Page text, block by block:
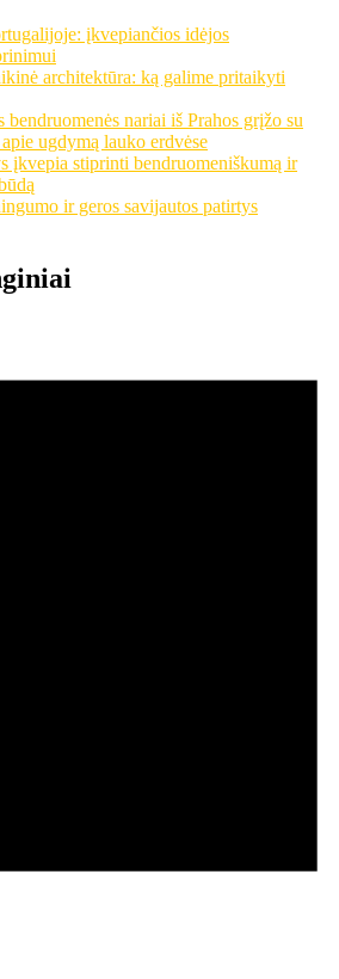
įkvepiančios idėjos
architektūra: ką galime pritaikyti
nariai iš Prahos grįžo su
ugdymą lauko erdvėse
įkvepia stiprinti bendruomeniškumą ir
ir geros savijautos patirtys